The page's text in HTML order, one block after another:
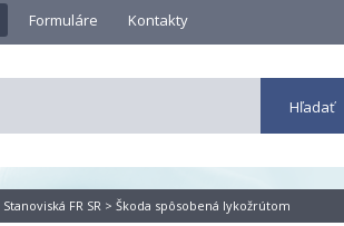
Formuláre Kontakty
Stanoviská FR SR> Škoda spôsobená lykožrútom